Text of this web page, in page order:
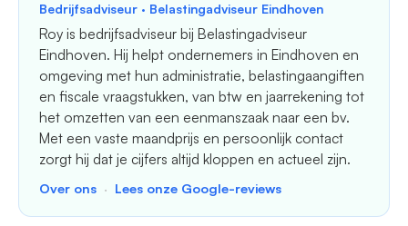
Bedrijfsadviseur · Belastingadviseur Eindhoven
Roy is bedrijfsadviseur bij Belastingadviseur
Eindhoven. Hij helpt ondernemers in Eindhoven en
omgeving met hun administratie, belastingaangiften
en fiscale vraagstukken, van btw en jaarrekening tot
het omzetten van een eenmanszaak naar een bv.
Met een vaste maandprijs en persoonlijk contact
zorgt hij dat je cijfers altijd kloppen en actueel zijn.
Over ons · Lees onze Google-reviews